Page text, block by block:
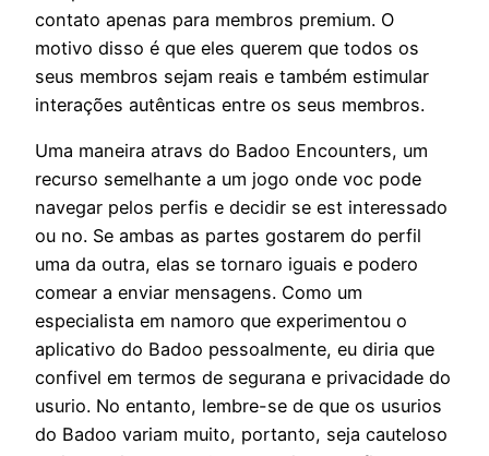
contato apenas para membros premium. O
motivo disso é que eles querem que todos os
seus membros sejam reais e também estimular
interações autênticas entre os seus membros.
Uma maneira atravs do Badoo Encounters, um
recurso semelhante a um jogo onde voc pode
navegar pelos perfis e decidir se est interessado
ou no. Se ambas as partes gostarem do perfil
uma da outra, elas se tornaro iguais e podero
comear a enviar mensagens. Como um
especialista em namoro que experimentou o
aplicativo do Badoo pessoalmente, eu diria que
confivel em termos de segurana e privacidade do
usurio. No entanto, lembre-se de que os usurios
do Badoo variam muito, portanto, seja cauteloso